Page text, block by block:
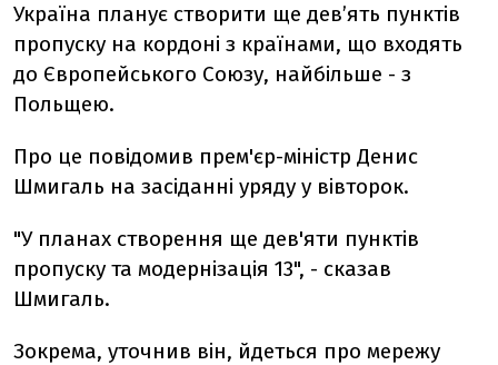
Україна планує створити ще дев’ять пунктів
пропуску на кордоні з країнами, що входять
до Європейського Союзу, найбільше - з
Польщею.
Про це повідомив прем'єр-міністр Денис
Шмигаль на засіданні уряду у вівторок.
"У планах створення ще дев'яти пунктів
пропуску та модернізація 13", - сказав
Шмигаль.
Зокрема, уточнив він, йдеться про мережу